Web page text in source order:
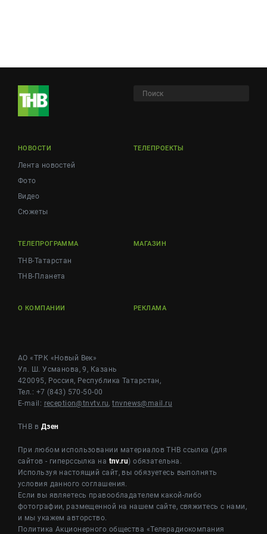
НОВОСТИ
Лента новостей
Фото
Видео
Сюжеты
ТЕЛЕПРОЕКТЫ
ТЕЛЕПРОГРАММА
ТНВ-Татарстан
ТНВ-Планета
МАГАЗИН
О КОМПАНИИ РЕКЛАМА
АО «ТРК «Новый Век»
Ул. Ш. Усманова, 9, Казань
420095, Россия, Республика Татарстан,
Тел.: +7 (843) 570-50-00
E-mail: reception@tnvtv.ru,tnvnews@mail.ru
ТНВ в Дзен
При любом использовании материалов ТНВ ссылка (для
сайтов - гиперссылка на tnv.ru) обязательна.
Используя настоящий сайт, вы обязуетесь выполнять
условия данного соглашения.
Если вы являетесь правообладателем какой-либо
фотографии, размещенной на нашем сайте, свяжитесь с нами,
и мы укажем авторство.
Политика Акционерного общества «Телерадиокомпания